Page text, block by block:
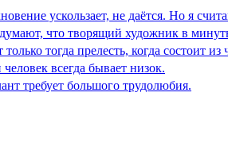
ускользает, не даётся. Но я
что творящий художник в
тогда прелесть, когда состоит
всегда бывает низок.
требует большого трудолюбия.